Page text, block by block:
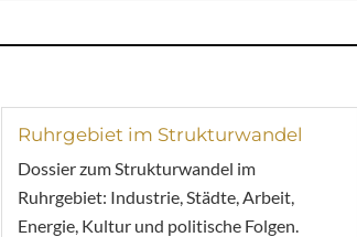
Ruhrgebiet im Strukturwandel
Dossier zum Strukturwandel im
Ruhrgebiet: Industrie, Städte, Arbeit,
Energie, Kultur und politische Folgen.